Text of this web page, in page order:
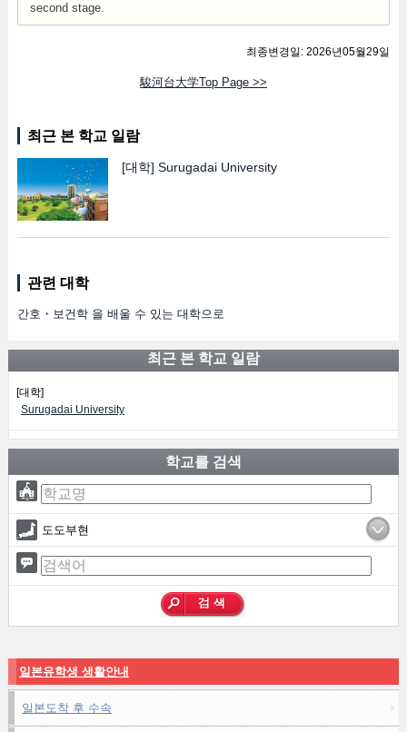
second stage.
최종변경일: 2026년05월29일
駿河台大学Top Page >>
최근 본 학교 일람
[대학] Surugadai University
관련 대학
간호・보건학 을 배울 수 있는 대학으로
최근 본 학교 일람
[대학]
Surugadai University
학교를 검색
도도부현
일본유학생 생활안내
일본도착 후 수속